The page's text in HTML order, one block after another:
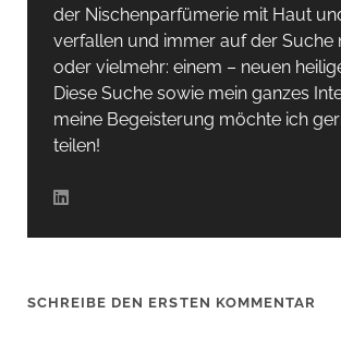
der Nischenparfümerie mit Haut
verfallen und immer auf der Suche
oder vielmehr: einem – neuen
Diese Suche sowie mein ganzes
meine Begeisterung möchte ich
teilen!
SCHREIBE DEN ERSTEN KOMMENTAR